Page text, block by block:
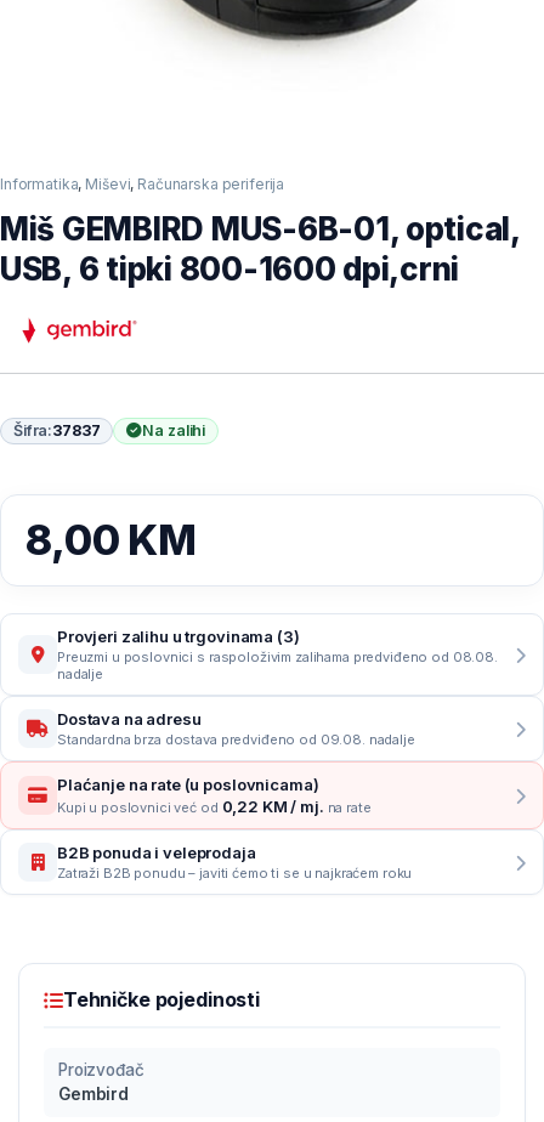
Informatika, Miševi, Računarska periferija
Miš GEMBIRD MUS-6B-01, optical,
USB, 6 tipki 800-1600 dpi,crni
Šifra:37837 Na zalihi
8,00 KM
Provjeri zalihu u trgovinama (3)
Preuzmi u poslovnici s raspoloživim zalihama predviđeno od 08.08.
nadalje
Dostava na adresu
Standardna brza dostava predviđeno od 09.08. nadalje
Plaćanje na rate (u poslovnicama)
Kupi u poslovnici već od 0,22 KM / mj. na rate
B2B ponuda i veleprodaja
Zatraži B2B ponudu – javiti ćemo ti se u najkraćem roku
Tehničke pojedinosti
Proizvođač
Gembird